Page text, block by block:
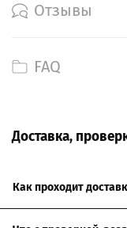
Отзывы
FAQ
Доставка,
Как проходит